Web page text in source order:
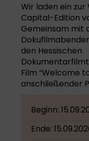
Wir laden ein zur
Capital-Edition
Gemeinsam mit
den Hessischen
Film “Welcome
anschließender
Beginn:
Ende: